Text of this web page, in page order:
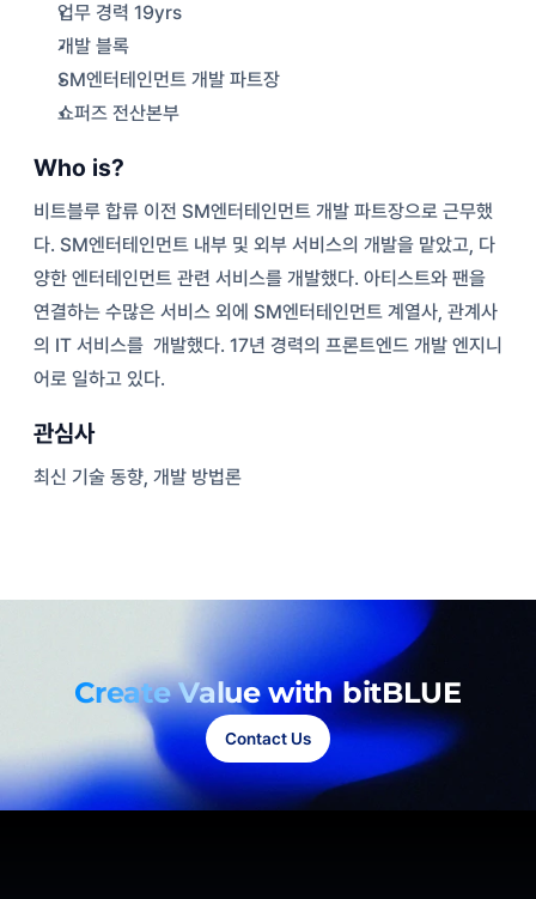
Report
Contact
Korean
업무 경력 19yrs
개발 블록
SM엔터테인먼트 개발 파트장
쇼퍼즈 전산본부
Who is?
비트블루 합류 이전 SM엔터테인먼트 개발 파트장으로 근무했
다. SM엔터테인먼트 내부 및 외부 서비스의 개발을 맡았고, 다
양한 엔터테인먼트 관련 서비스를 개발했다. 아티스트와 팬을
연결하는 수많은 서비스 외에 SM엔터테인먼트 계열사, 관계사
의 IT 서비스를  개발했다. 17년 경력의 프론트엔드 개발 엔지니
어로 일하고 있다.
관심사
최신 기술 동향, 개발 방법론
Create Value with bitBLUE
Contact Us